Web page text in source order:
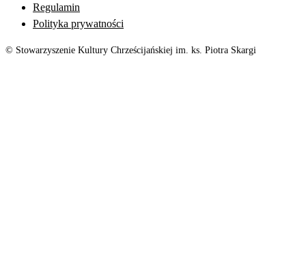
Regulamin
Polityka prywatności
© Stowarzyszenie Kultury Chrześcijańskiej im. ks. Piotra Skargi